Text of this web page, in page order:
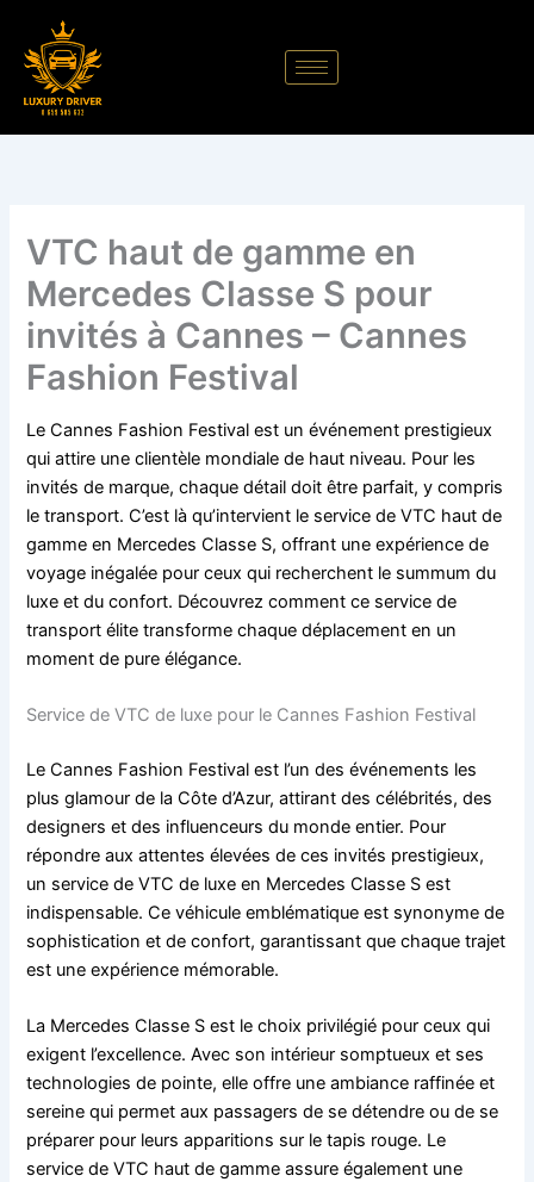
contenu
VTC haut de gamme en
Mercedes Classe S pour
invités à Cannes – Cannes
Fashion Festival
Le Cannes Fashion Festival est un événement prestigieux
qui attire une clientèle mondiale de haut niveau. Pour les
invités de marque, chaque détail doit être parfait, y compris
le transport. C’est là qu’intervient le service de VTC haut de
gamme en Mercedes Classe S, offrant une expérience de
voyage inégalée pour ceux qui recherchent le summum du
luxe et du confort. Découvrez comment ce service de
transport élite transforme chaque déplacement en un
moment de pure élégance.
Service de VTC de luxe pour le Cannes Fashion Festival
Le Cannes Fashion Festival est l’un des événements les
plus glamour de la Côte d’Azur, attirant des célébrités, des
designers et des influenceurs du monde entier. Pour
répondre aux attentes élevées de ces invités prestigieux,
un service de VTC de luxe en Mercedes Classe S est
indispensable. Ce véhicule emblématique est synonyme de
sophistication et de confort, garantissant que chaque trajet
est une expérience mémorable.
La Mercedes Classe S est le choix privilégié pour ceux qui
exigent l’excellence. Avec son intérieur somptueux et ses
technologies de pointe, elle offre une ambiance raffinée et
sereine qui permet aux passagers de se détendre ou de se
préparer pour leurs apparitions sur le tapis rouge. Le
service de VTC haut de gamme assure également une